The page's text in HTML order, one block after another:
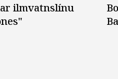
ilmvatns­línu